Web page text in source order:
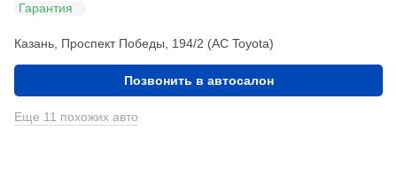
Гарантия
Казань, Проспект Победы, 194/2 (АС Toyota)
Позвонить в автосалон
Еще 11 похожих авто